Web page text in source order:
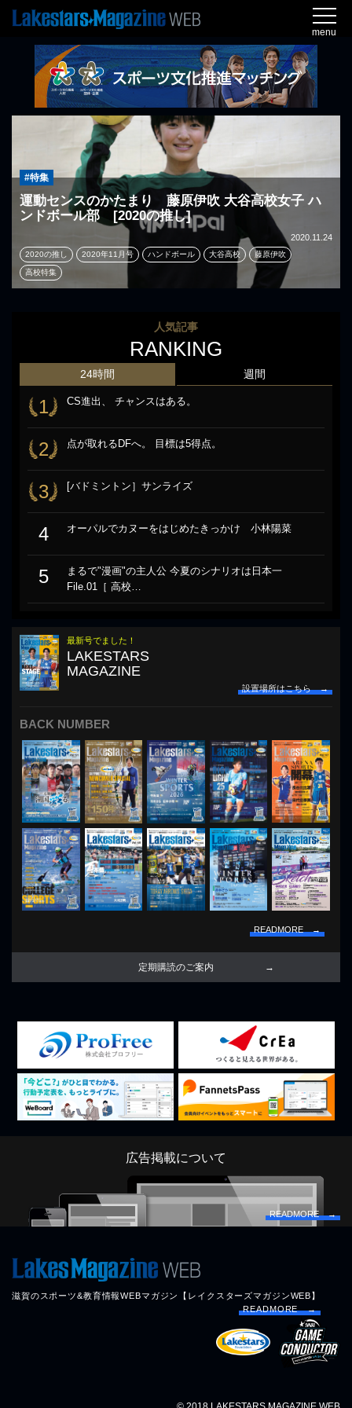
menu
#特集
運動センスのかたまり 藤原伊吹 大谷高校女子 ハ
ンドボール部 [2020の推し]
2020.11.24
2020の推し 2020年11月号 ハンドボール 大谷高校 藤原伊吹
高校特集
人気記事
RANKING
24時間
1 CS進出、 チャンスはある。
2 点が取れるDFへ。 目標は5得点。
3 [バドミントン］サンライズ
4 オーパルでカヌーをはじめたきっかけ 小林陽菜
5
まるで"漫画"の主人公 今夏のシナリオは日本一
File.01［ 高校…
週間
最新号でました！
LAKESTARS
MAGAZINE
設置場所はこちら →
BACK NUMBER
READMORE →
定期購読のご案内
広告掲載について
READMORE →
滋賀のスポーツ&教育情報WEBマガジン【レイクスターズマガジンWEB】
READMORE →